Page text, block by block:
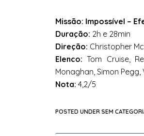
Missão: Impossível –
Duração: 2h e 28min
Direção: Christopher
Elenco:Tom Cruise,
Monaghan, Simon
Nota: 4,2/5
POSTED UNDER SEM